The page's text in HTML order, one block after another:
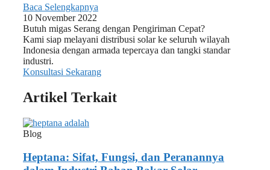
Baca Selengkapnya
10 November 2022
Butuh migas Serang dengan Pengiriman Cepat?
Kami siap melayani distribusi solar ke seluruh wilayah
Indonesia dengan armada tepercaya dan tangki standar
industri.
Konsultasi Sekarang
Artikel Terkait
Blog
Heptana: Sifat, Fungsi, dan Peranannya